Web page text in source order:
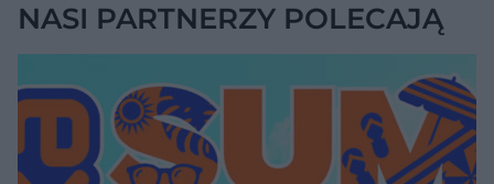
NASI PARTNERZY POLECAJĄ